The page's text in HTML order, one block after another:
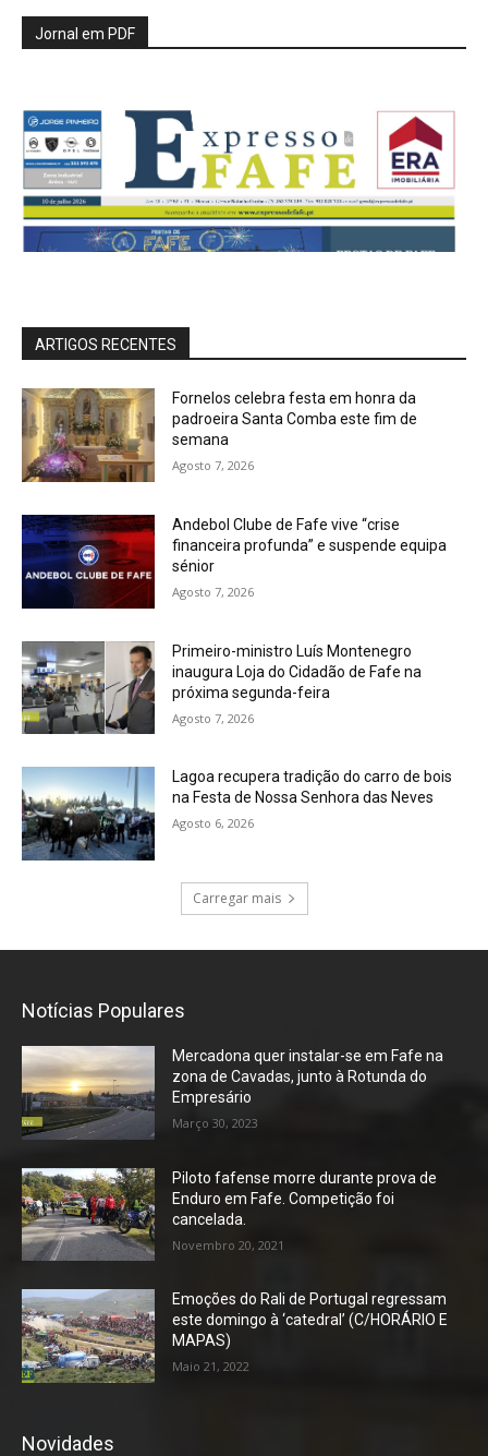
Jornal em PDF
ARTIGOS RECENTES
Fornelos celebra festa em honra da
padroeira Santa Comba este fim de
semana
Agosto 7, 2026
Andebol Clube de Fafe vive “crise
financeira profunda” e suspende equipa
sénior
Agosto 7, 2026
Primeiro-ministro Luís Montenegro
inaugura Loja do Cidadão de Fafe na
próxima segunda-feira
Agosto 7, 2026
Lagoa recupera tradição do carro de bois
na Festa de Nossa Senhora das Neves
Agosto 6, 2026
Carregar mais
Notícias Populares
Mercadona quer instalar-se em Fafe na
zona de Cavadas, junto à Rotunda do
Empresário
Março 30, 2023
Piloto fafense morre durante prova de
Enduro em Fafe. Competição foi
cancelada.
Novembro 20, 2021
Emoções do Rali de Portugal regressam
este domingo à ‘catedral’ (C/HORÁRIO E
MAPAS)
Maio 21, 2022
Novidades